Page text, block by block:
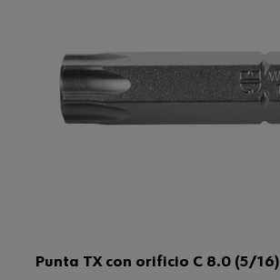
Punta TX con orificio C 8.0 (5/16)